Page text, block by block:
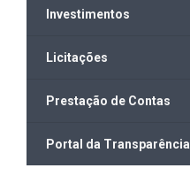
Investimentos
Licitações
Prestação de Contas
Portal da Transparência